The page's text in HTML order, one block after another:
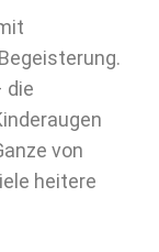
die
von
heitere